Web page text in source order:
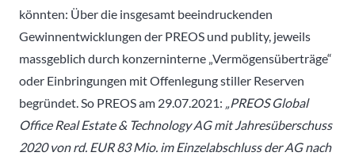
könnten: Über die insgesamt beeindruckenden
Gewinnentwicklungen der PREOS und publity, jeweils
massgeblich durch konzerninterne „Vermögensüberträge“
oder Einbringungen mit Offenlegung stiller Reserven
begründet. So PREOS am 29.07.2021: „PREOS Global
Office Real Estate & Technology AG mit Jahresüberschuss
2020 von rd. EUR 83 Mio. im Einzelabschluss der AG nach